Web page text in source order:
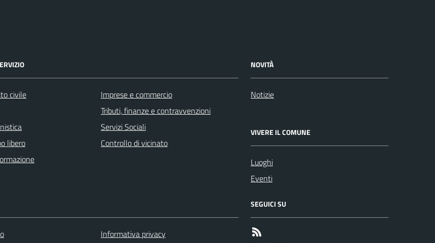
civile
libero
Imprese e commercio
Tributi, finanze e contravvenzioni
Servizi Sociali
Controllo di vicinato
NOVITÀ
Notizie
VIVERE IL COMUNE
Luoghi
Eventi
Informativa privacy
SEGUICI SU